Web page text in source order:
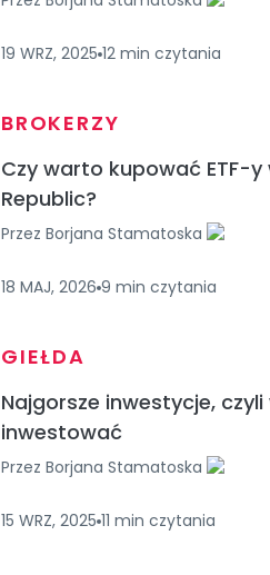
19 WRZ, 2025 12 min czytania
BROKERZY
Czy warto kupować ETF-y
Republic?
Przez Borjana Stamatoska
18 MAJ, 2026 9 min czytania
GIEŁDA
Najgorsze inwestycje, czyli
inwestować
Przez Borjana Stamatoska
15 WRZ, 2025 11 min czytania